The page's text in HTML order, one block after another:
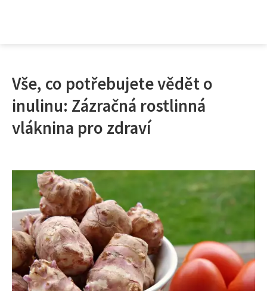
Vše, co potřebujete vědět o
inulinu: Zázračná rostlinná
vláknina pro zdraví